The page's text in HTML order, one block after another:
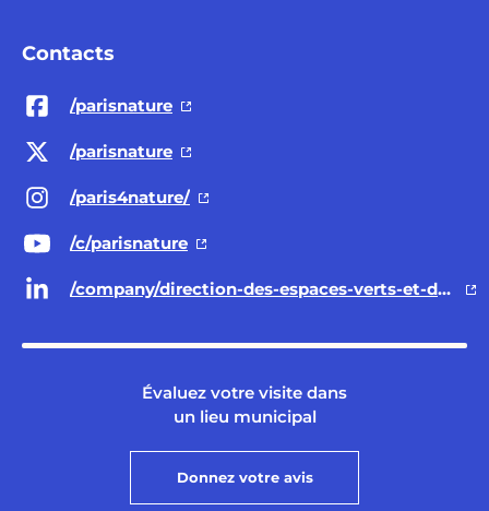
Contacts
/parisnature
/parisnature
/paris4nature/
/c/parisnature
/company/direction-des-espaces-verts-et-de-l-environnement-ville-de-paris/
Évaluez votre visite dans
un lieu municipal
Donnez votre avis